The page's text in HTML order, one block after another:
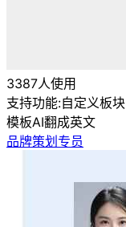
3387人使用
支持功能:自定义板块
模板AI翻成英文
品牌策划专员